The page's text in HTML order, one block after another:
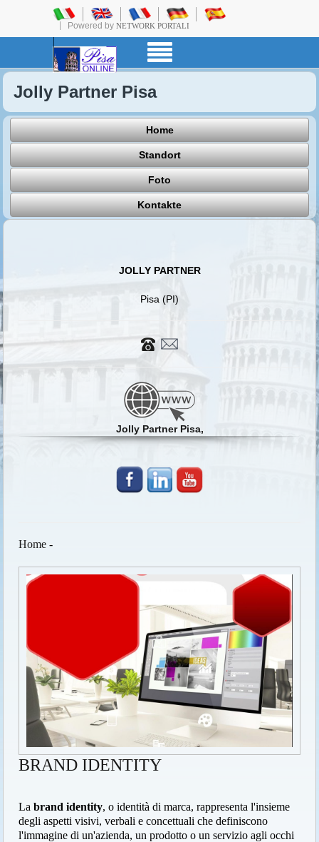
Powered by NETWORK PORTALI
Jolly Partner Pisa
Home
Standort
Foto
Kontakte
JOLLY PARTNER
Pisa (PI)
Jolly Partner Pisa,
Home -
BRAND IDENTITY
Labrand identity, o identità di marca, rappresenta l'insieme
degli aspetti visivi, verbali e concettuali che definiscono
l'immagine di un'azienda, un prodotto o un servizio agli occhi